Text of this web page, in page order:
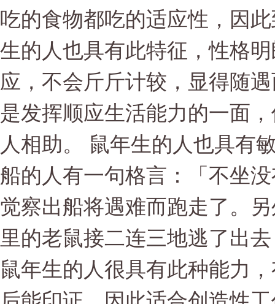
吃的食物都吃的适应性，因
生的人也具有此特征，性格
应，不会斤斤计较，显得随
是发挥顺应生活能力的一面
人相助。 鼠年生的人也具有
船的人有一句格言：「不坐
觉察出船将遇难而跑走了。
里的老鼠接二连三地逃了出
鼠年生的人很具有此种能力